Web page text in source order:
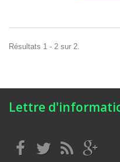
Résultats 1 - 2 sur 2.
Lettre